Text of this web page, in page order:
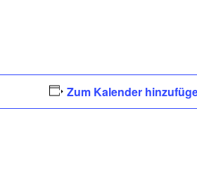
Zum Kalender